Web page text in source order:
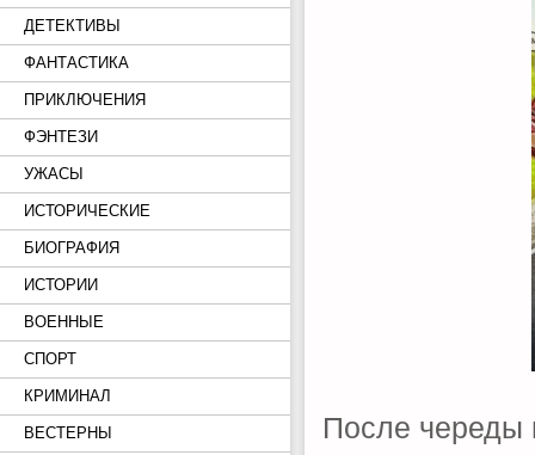
ДЕТЕКТИВЫ
ФАНТАСТИКА
ПРИКЛЮЧЕНИЯ
ФЭНТЕЗИ
УЖАСЫ
ИСТОРИЧЕСКИЕ
БИОГРАФИЯ
ИСТОРИИ
ВОЕННЫЕ
СПОРТ
КРИМИНАЛ
ВЕСТЕРНЫ
После череды